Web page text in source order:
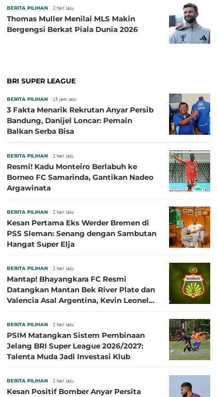
BERITA PILIHAN 2 hari lalu
Thomas Muller Menilai MLS Makin
Bergengsi Berkat Piala Dunia 2026
BRI SUPER LEAGUE
BERITA PILIHAN 13 jam lalu
3 Fakta Menarik Rekrutan Anyar Persib
Bandung, Danijel Loncar: Pemain
Balkan Serba Bisa
BERITA PILIHAN 2 hari lalu
Resmi! Kadu Monteiro Berlabuh ke
Borneo FC Samarinda, Gantikan Nadeo
Argawinata
BERITA PILIHAN 2 hari lalu
Kesan Pertama Eks Werder Bremen di
PSS Sleman: Senang dengan Sambutan
Hangat Super Elja
BERITA PILIHAN 2 hari lalu
Mantap! Bhayangkara FC Resmi
Datangkan Mantan Bek River Plate dan
Valencia Asal Argentina, Kevin Leonel
BERITA PILIHAN 2 hari lalu
PSIM Matangkan Sistem Pembinaan
Jelang BRI Super League 2026/2027:
Talenta Muda Jadi Investasi Klub
BERITA PILIHAN 2 hari lalu
Kesan Positif Bomber Anyar Persita